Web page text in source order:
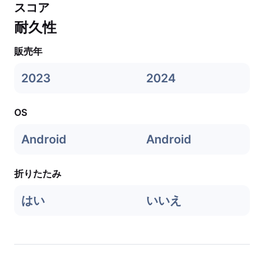
スコア
耐久性
販売年
2023 2024
OS
Android Android
折りたたみ
はい いいえ